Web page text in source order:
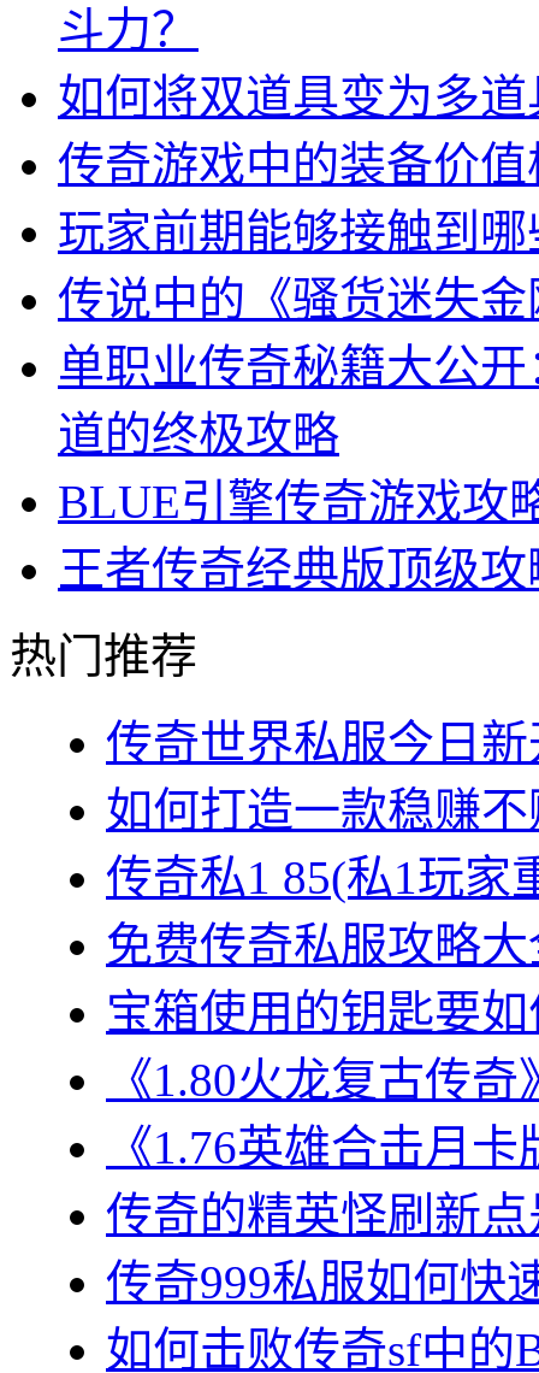
斗力？
如何将双道具变为多道
传奇游戏中的装备价
玩家前期能够接触到
传说中的《骚货迷失
单职业传奇秘籍大公
道的终极攻略
BLUE引擎传奇游戏攻
王者传奇经典版顶级
热门推荐
传奇世界私服今日
如何打造一款稳赚
传奇私1 85(私1玩家
免费传奇私服攻略
宝箱使用的钥匙要
《1.80火龙复古传
《1.76英雄合击月
传奇的精英怪刷新
传奇999私服如何快
如何击败传奇sf中的